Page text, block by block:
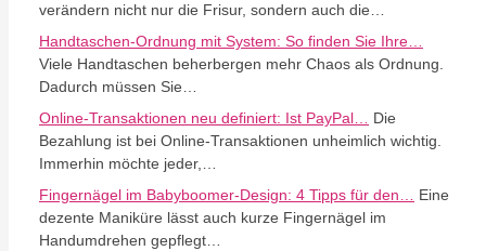
verändern nicht nur die Frisur, sondern auch die…
Handtaschen-Ordnung mit System: So finden Sie Ihre…
Viele Handtaschen beherbergen mehr Chaos als Ordnung.
Dadurch müssen Sie…
Online-Transaktionen neu definiert: Ist PayPal… Die
Bezahlung ist bei Online-Transaktionen unheimlich wichtig.
Immerhin möchte jeder,…
Fingernägel im Babyboomer-Design: 4 Tipps für den… Eine
dezente Maniküre lässt auch kurze Fingernägel im
Handumdrehen gepflegt…